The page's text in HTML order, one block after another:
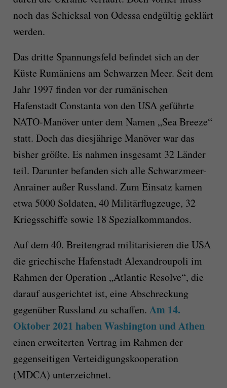
noch das Schicksal von Odessa endgültig geklärt
werden.
Das dritte Spannungsfeld befindet sich an der
Küste Rumäniens am Schwarzen Meer. Seit dem
Jahr 1997 finden vor der rumänischen
Hafenstadt Constanta von den USA geführte
NATO-Manöver unter dem Namen „Sea Breeze“
statt. Doch das diesjährige Manöver war das
bisher größte. Es nahmen insgesamt 32 Länder
teil. Darunter befanden sich alle Schwarzmeer-
Anrainer außer Russland. Zum Einsatz kamen
etwa 5000 Soldaten, 40 Militärflugzeuge, 32
Kriegsschiffe sowie 18 Spezialkommandos.
Auf dem 40. Breitengrad militarisieren die USA
die griechische Hafenstadt Alexandroupoli im
Rahmen der Operation „Atlantic Resolve“, die
darauf ausgerichtet ist, eine Abschreckung
gegenüber Russland zu schaffen. Am 14.
Oktober 2021 haben Washington und Athen
einen erweiterten Vertrag im Rahmen der
gegenseitigen Verteidigungskooperation
(MDCA) unterzeichnet.